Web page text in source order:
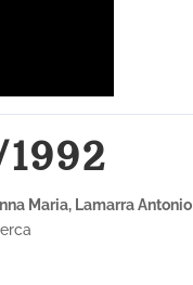
Maria, Lamarra Antonio